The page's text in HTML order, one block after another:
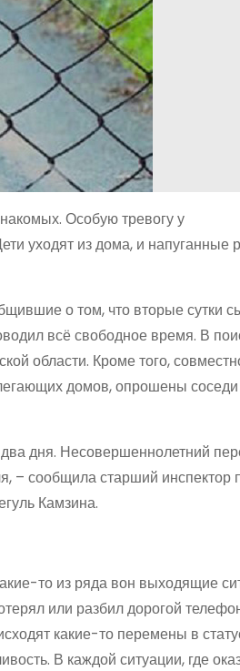
Особую тревогу у
уходят из дома, и напуганные
о том, что вторые сутки
всё свободное время. В
области. Кроме того,
домов, опрошены
дня. Несовершеннолетний
– сообщила старший инспектор
Камзина.
то из ряда вон выходящие
или разбил дорогой
какие-то перемены в
В каждой ситуации, где